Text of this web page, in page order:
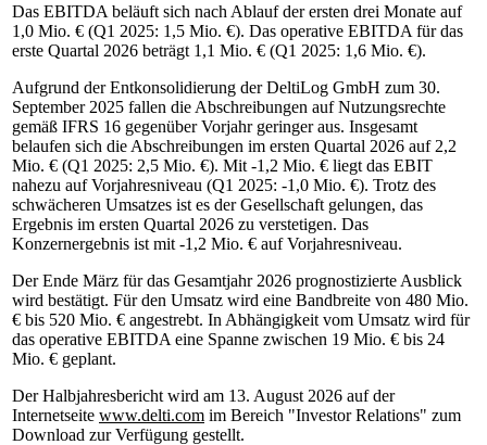
Das EBITDA beläuft sich nach Ablauf der ersten drei Monate auf
1,0 Mio. € (Q1 2025: 1,5 Mio. €). Das operative EBITDA für das
erste Quartal 2026 beträgt 1,1 Mio. € (Q1 2025: 1,6 Mio. €).
Aufgrund der Entkonsolidierung der DeltiLog GmbH zum 30.
September 2025 fallen die Abschreibungen auf Nutzungsrechte
gemäß IFRS 16 gegenüber Vorjahr geringer aus. Insgesamt
belaufen sich die Abschreibungen im ersten Quartal 2026 auf 2,2
Mio. € (Q1 2025: 2,5 Mio. €). Mit -1,2 Mio. € liegt das EBIT
nahezu auf Vorjahresniveau (Q1 2025: -1,0 Mio. €). Trotz des
schwächeren Umsatzes ist es der Gesellschaft gelungen, das
Ergebnis im ersten Quartal 2026 zu verstetigen. Das
Konzernergebnis ist mit -1,2 Mio. € auf Vorjahresniveau.
Der Ende März für das Gesamtjahr 2026 prognostizierte Ausblick
wird bestätigt. Für den Umsatz wird eine Bandbreite von 480 Mio.
€ bis 520 Mio. € angestrebt. In Abhängigkeit vom Umsatz wird für
das operative EBITDA eine Spanne zwischen 19 Mio. € bis 24
Mio. € geplant.
Der Halbjahresbericht wird am 13. August 2026 auf der
Internetseite www.delti.com im Bereich "Investor Relations" zum
Download zur Verfügung gestellt.